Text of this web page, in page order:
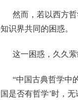
然而，若以西方
知识界共同的困惑。
这一困惑，久久萦
“中国古典哲学中
国是否有哲学’时，